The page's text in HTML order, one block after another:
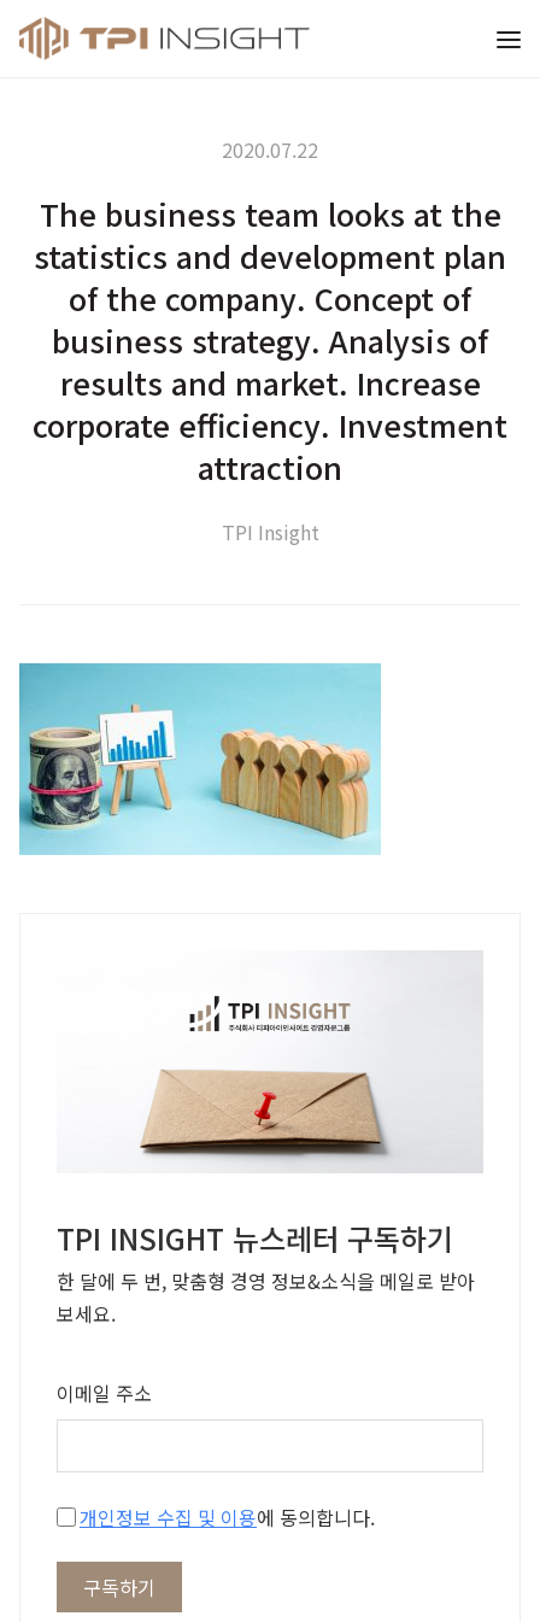
티피아이 인사이트
2020.07.22
The business team looks at the
statistics and development plan
of the company. Concept of
business strategy. Analysis of
results and market. Increase
corporate efficiency. Investment
attraction
TPI Insight
TPI INSIGHT 뉴스레터 구독하기
한 달에 두 번, 맞춤형 경영 정보&소식을 메일로 받아
보세요.
이메일 주소
개인정보 수집 및 이용에 동의합니다.
구독하기